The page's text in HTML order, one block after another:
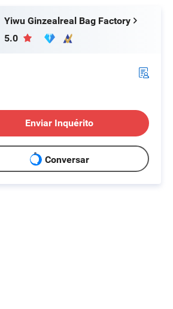
Yiwu Ginzealreal Bag Factory
5.0
Enviar Inquérito
Conversar